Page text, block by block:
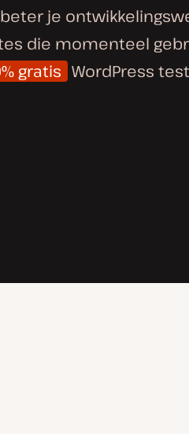
je
die momenteel
gratis WordPress